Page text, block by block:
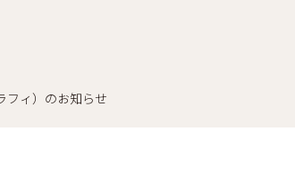
フィ）のお知らせ